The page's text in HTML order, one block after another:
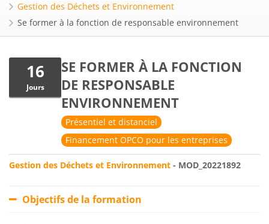
Gestion des Déchets et Environnement
Se former à la fonction de responsable environnement
16
Jours
SE FORMER À LA FONCTION
DE RESPONSABLE
ENVIRONNEMENT
Présentiel et distanciel
Financement OPCO pour les entreprises
Gestion des Déchets et Environnement - MOD_20221892
Objectifs de la formation